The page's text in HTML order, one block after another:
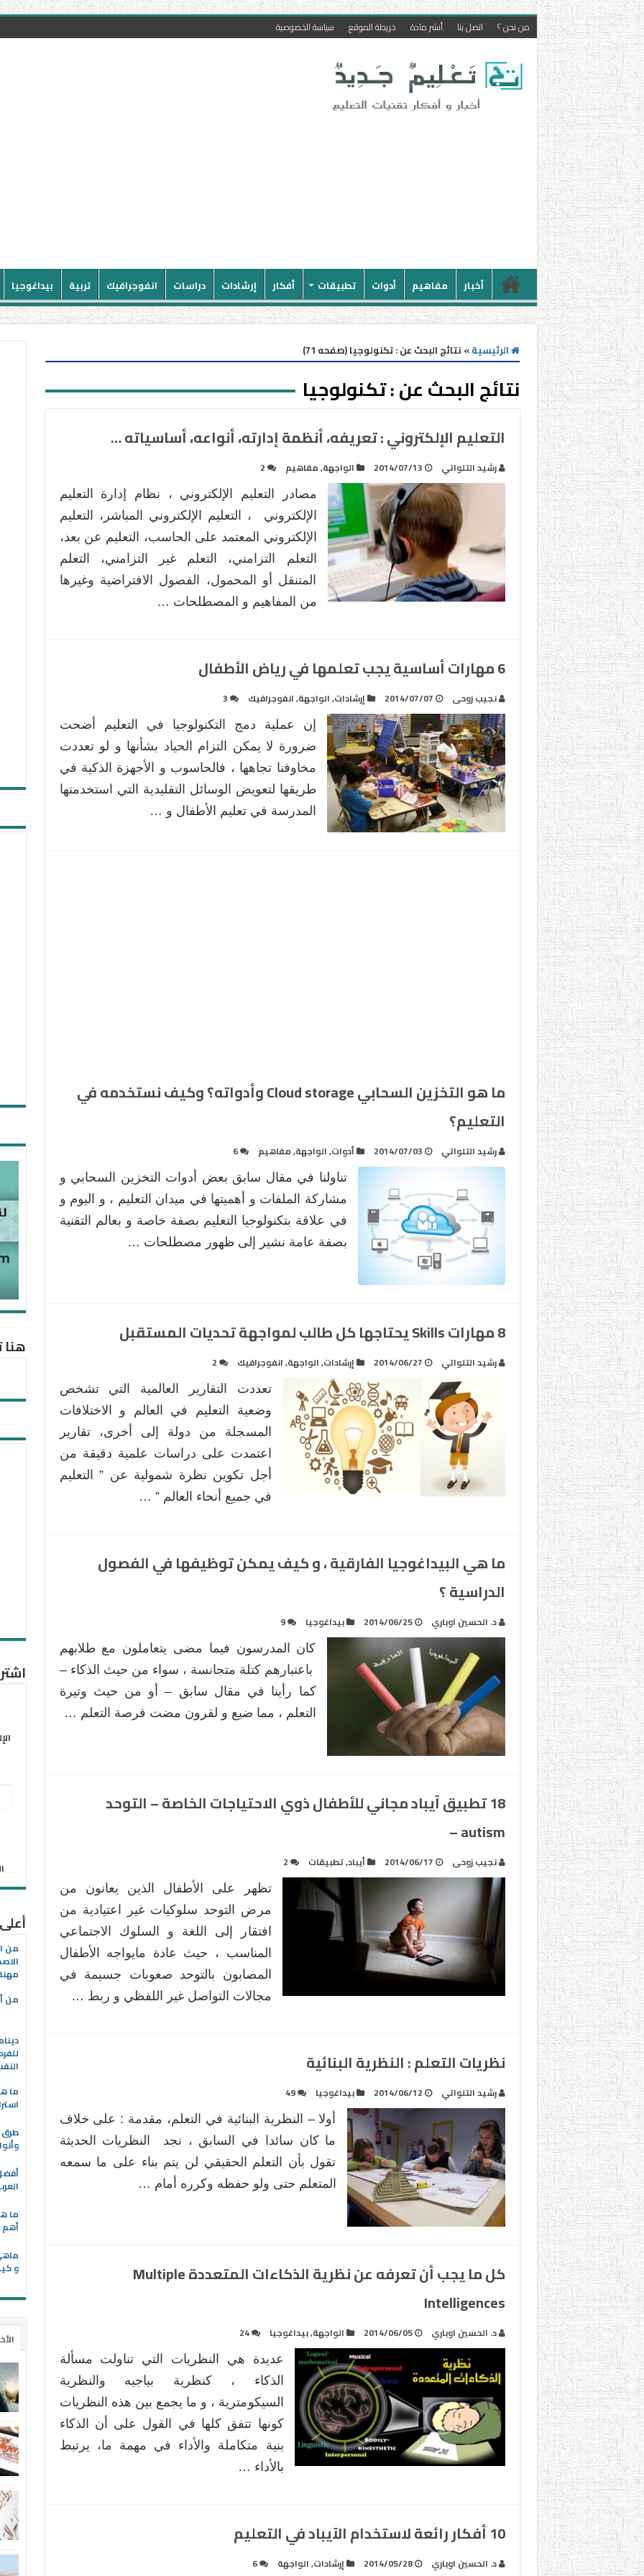
من نحن ؟ اتصل بنا أنشر مادة خريطة الموقع سياسة الخصوصية
أخبار مفاهيم أدوات تطبيقات أفكار إرشادات دراسات انفوجرافيك تربية بيداغوجيا
الرئيسية» نتائج البحث عن : تكنولوجيا (صفحه 71)
نتائج البحث عن :تكنولوجيا
التعليم الإلكتروني : تعريفه، أنظمة إدارته، أنواعه، أساسياته …
رشيد التلواتي 2014/07/13 الواجهة,مفاهيم 2
مصادر التعليم الإلكتروني ، نظام إدارة التعليم
الإلكتروني ، التعليم الإلكتروني المباشر، التعليم
الإلكتروني المعتمد على الحاسب، التعليم عن بعد،
التعلم التزامني، التعلم غير التزامني، التعلم
المتنقل أو المحمول، الفصول الافتراضية وغيرها
من المفاهيم و المصطلحات …
6 مهارات أساسية يجب تعلمها في رياض الأطفال
نجيب زوحى 2014/07/07 إرشادات,الواجهة,انفوجرافيك 3
إن عملية دمج التكنولوجيا في التعليم أضحت
ضرورة لا يمكن التزام الحياد بشأنها و لو تعددت
مخاوفنا تجاهها ، فالحاسوب و الأجهزة الذكية في
طريقها لتعويض الوسائل التقليدية التي استخدمتها
المدرسة في تعليم الأطفال و …
ما هو التخزين السحابي Cloud storage وأدواته؟ وكيف نستخدمه في
التعليم؟
رشيد التلواتي 2014/07/03 أدوات,الواجهة,مفاهيم 6
تناولنا في مقال سابق بعض أدوات التخزين السحابي و
مشاركة الملفات و أهميتها في ميدان التعليم ، و اليوم و
في علاقة بتكنولوجيا التعليم بصفة خاصة و بعالم التقنية
بصفة عامة نشير إلى ظهور مصطلحات …
8 مهارات Skills يحتاجها كل طالب لمواجهة تحديات المستقبل
رشيد التلواتي 2014/06/27 إرشادات,الواجهة,انفوجرافيك 2
تعددت التقارير العالمية التي تشخص
وضعية التعليم في العالم و الاختلافات
المسجلة من دولة إلى أخرى، تقارير
اعتمدت على دراسات علمية دقيقة من
أجل تكوين نظرة شمولية عن ” التعليم
في جميع أنحاء العالم ” …
ما هي البيداغوجيا الفارقية ، و كيف يمكن توظيفها في الفصول
الدراسية ؟
د. الحسين اوباري 2014/06/25 بيداغوجيا 9
كان المدرسون فيما مضى يتعاملون مع طلابهم
باعتبارهم كتلة متجانسة ، سواء من حيث الذكاء –
كما رأينا في مقال سابق – أو من حيث وتيرة
التعلم ، مما ضيع و لقرون مضت فرصة التعلم …
18 تطبيق آيباد مجاني للأطفال ذوي الاحتياجات الخاصة – التوحد
autism –
نجيب زوحى 2014/06/17 أيباد,تطبيقات 2
تظهر على الأطفال الذين يعانون من
مرض التوحد سلوكيات غير اعتيادية من
افتقار إلى اللغة و السلوك الاجتماعي
المناسب ، حيث عادة مايواجه الأطفال
المصابون بالتوحد صعوبات جسيمة في
مجالات التواصل غير اللفظي و ربط …
نظريات التعلم : النظرية البنائية
رشيد التلواتي 2014/06/12 بيداغوجيا 49
أولا – النظرية البنائية في التعلم، مقدمة : على خلاف
ما كان سائدا في السابق ، نجد النظريات الحديثة
تقول بأن التعلم الحقيقي لن يتم بناء على ما سمعه
المتعلم حتى ولو حفظه وكرره أمام …
كل ما يجب أن تعرفه عن نظرية الذكاءات المتعددة Multiple
Intelligences
د. الحسين اوباري 2014/06/05 الواجهة,بيداغوجيا 24
عديدة هي النظريات التي تناولت مسألة
الذكاء ، كنظرية بياجيه والنظرية
السيكومترية ، و ما يجمع بين هذه النظريات
كونها تتفق كلها في القول على أن الذكاء
بنية متكاملة والأداء في مهمة ما، يرتبط
بالأداء …
10 أفكار رائعة لاستخدام الآيباد في التعليم
د. الحسين اوباري 2014/05/28 إرشادات,الواجهة 6
هنا
من
من
ما
طرق
ما
أهم
و